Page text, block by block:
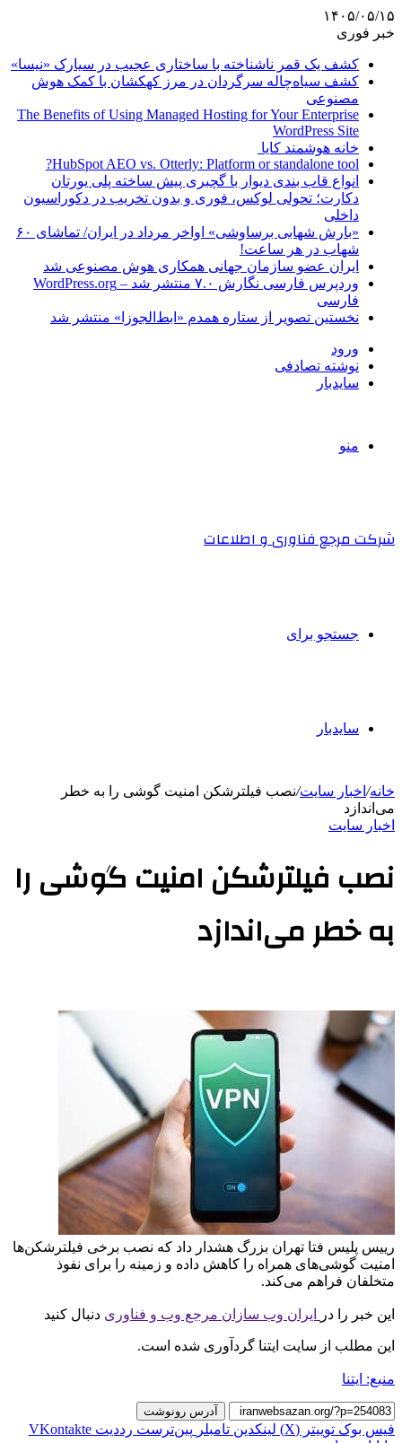
۱۴۰۵/۰۵/۱۵
خبر فوری
کشف یک قمر ناشناخته با ساختاری عجیب در سیارک «نیسا»
کشف سیاه‌چاله سرگردان در مرز کهکشان با کمک هوش
مصنوعی
The Benefits of Using Managed Hosting for Your Enterprise
WordPress Site
خانه هوشمند کایا
HubSpot AEO vs. Otterly: Platform or standalone tool?
انواع قاب بندی دیوار با گچبری پیش ساخته پلی یورتان
دکارت؛ تحولی لوکس، فوری و بدون تخریب در دکوراسیون
داخلی
«بارش شهابی برساوشی» اواخر مرداد در ایران/ تماشای ۶۰
شهاب در هر ساعت!
ایران عضو سازمان جهانی همکاری هوش مصنوعی شد
وردپرس فارسی نگارش ۷.۰ منتشر شد – WordPress.org
فارسی
نخستین تصویر از ستاره همدم «ابط‌الجوزا» منتشر شد
ورود
نوشته تصادفی
سایدبار
منو
شرکت مرجع فناوری و اطلاعات
جستجو برای
سایدبار
خانه/ اخبار سایت/نصب فیلترشکن امنیت گوشی را به خطر
می‌اندازد
اخبار سایت
نصب فیلترشکن امنیت گوشی را
به خطر می‌اندازد
رییس پلیس فتا تهران بزرگ هشدار داد که نصب برخی فیلترشکن‌ها
امنیت گوشی‌های همراه را کاهش داده و زمینه را برای نفوذ
متخلفان فراهم می‌کند.
این خبر را در ایران وب سازان مرجع وب و فناوری دنبال کنید
این مطلب از سایت ایتنا گردآوری شده است.
منبع: ایتنا
آدرس رونوشت
فیس بوک توییتر (X) لینکدین ‫تامبلر ‫پین‌ترست ‫رددیت ‫VKontakte